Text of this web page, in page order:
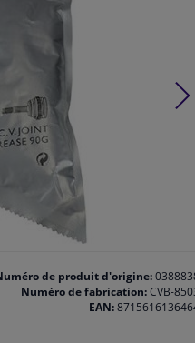
de produit d'origine:
Numéro de fabrication:CVB-
EAN: